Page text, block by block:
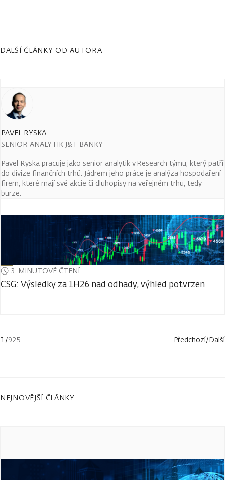
DALŠÍ ČLÁNKY OD AUTORA
PAVEL RYSKA
SENIOR ANALYTIK J&T BANKY
Pavel Ryska pracuje jako senior analytik v Research týmu, který patří
do divize finančních trhů. Jádrem jeho práce je analýza hospodaření
firem, které mají své akcie či dluhopisy na veřejném trhu, tedy
burze.
3-MINUTOVÉ ČTENÍ
CSG: Výsledky za 1H26 nad odhady, výhled potvrzen
1/925 Předchozí/Další
NEJNOVĚJŠÍ ČLÁNKY